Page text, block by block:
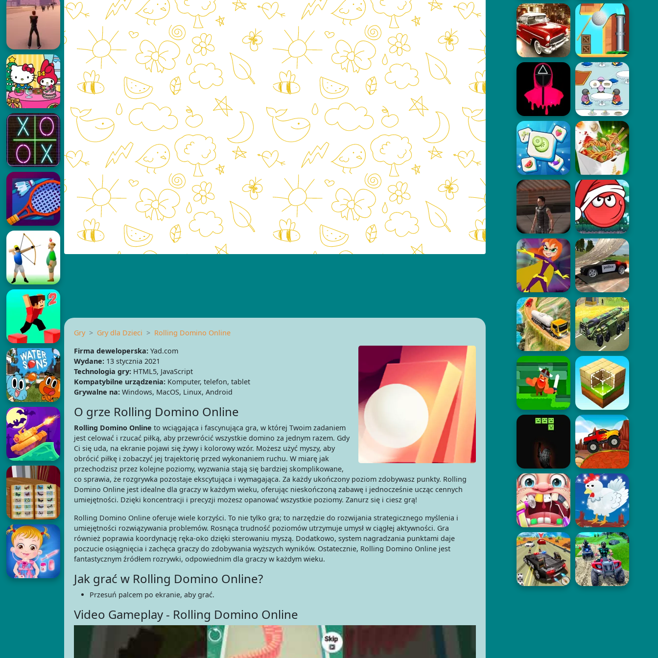
Gry Gry dla Dzieci
Rolling Domino Online
Firma deweloperska:Yad.com
Wydane:13 stycznia 2021
Technologia gry:HTML5, JavaScript
Kompatybilne urządzenia:Komputer, telefon, tablet
Grywalne na:Windows, MacOS, Linux, Android
O grze Rolling Domino Online
Rolling Domino Online to wciągająca i fascynująca gra, w której Twoim zadaniem
jest celować i rzucać piłką, aby przewrócić wszystkie domino za jednym razem. Gdy
Ci się uda, na ekranie pojawi się żywy i kolorowy wzór. Możesz użyć myszy, aby
obrócić piłkę i zobaczyć jej trajektorię przed wykonaniem ruchu. W miarę jak
przechodzisz przez kolejne poziomy, wyzwania stają się bardziej skomplikowane,
co sprawia, że rozgrywka pozostaje ekscytująca i wymagająca. Za każdy ukończony poziom zdobywasz punkty. Rolling
Domino Online jest idealne dla graczy w każdym wieku, oferując nieskończoną zabawę i jednocześnie ucząc cennych
umiejętności. Dzięki koncentracji i precyzji możesz opanować wszystkie poziomy. Zanurz się i ciesz grą!
Rolling Domino Online oferuje wiele korzyści. To nie tylko gra; to narzędzie do rozwijania strategicznego myślenia i
umiejętności rozwiązywania problemów. Rosnąca trudność poziomów utrzymuje umysł w ciągłej aktywności. Gra
również poprawia koordynację ręka-oko dzięki sterowaniu myszą. Dodatkowo, system nagradzania punktami daje
poczucie osiągnięcia i zachęca graczy do zdobywania wyższych wyników. Ostatecznie, Rolling Domino Online jest
fantastycznym źródłem rozrywki, odpowiednim dla graczy w każdym wieku.
Jak grać w Rolling Domino Online?
Przesuń palcem po ekranie, aby grać.
Video Gameplay - Rolling Domino Online